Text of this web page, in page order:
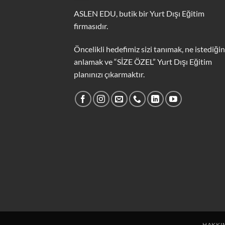
ASLEN EDU, butik bir Yurt Dışı Eğitim
firmasıdır.
Öncelikli hedefimiz sizi tanımak, ne
anlamak ve “SİZE ÖZEL” Yurt Dışı Eğitim
planınızı çıkarmaktır.